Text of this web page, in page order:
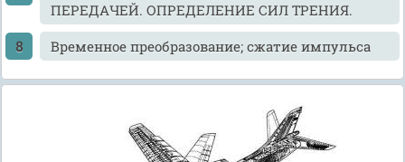
ПЕРЕДАЧЕЙ. ОПРЕДЕЛЕНИЕ СИЛ ТРЕНИЯ.
Временное преобразование; сжатие импульса